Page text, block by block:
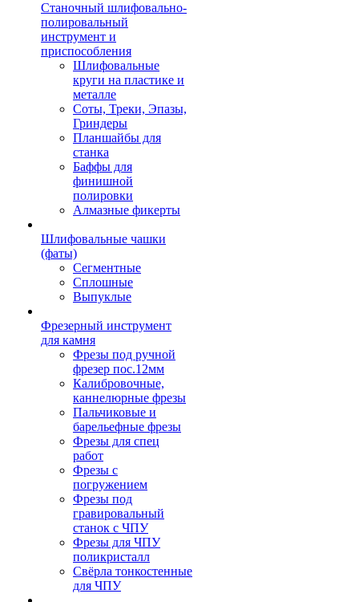
Станочный шлифовально-
полировальный
инструмент и
приспособления
Шлифовальные
круги на пластике и
металле
Соты, Треки, Эпазы,
Гриндеры
Планшайбы для
станка
Баффы для
финишной
полировки
Алмазные фикерты
Шлифовальные чашки
(фаты)
Сегментные
Сплошные
Выпуклые
Фрезерный инструмент
для камня
Фрезы под ручной
фрезер пос.12мм
Калибровочные,
каннелюрные фрезы
Пальчиковые и
барельефные фрезы
Фрезы для спец
работ
Фрезы с
погружением
Фрезы под
гравировальный
станок с ЧПУ
Фрезы для ЧПУ
поликристалл
Свёрла тонкостенные
для ЧПУ